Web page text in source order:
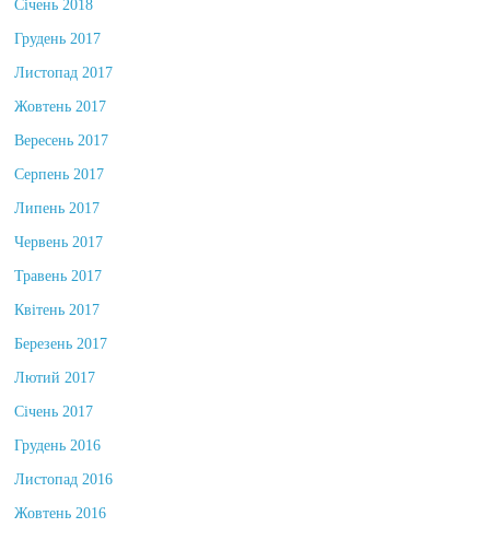
Січень 2018
Грудень 2017
Листопад 2017
Жовтень 2017
Вересень 2017
Серпень 2017
Липень 2017
Червень 2017
Травень 2017
Квітень 2017
Березень 2017
Лютий 2017
Січень 2017
Грудень 2016
Листопад 2016
Жовтень 2016